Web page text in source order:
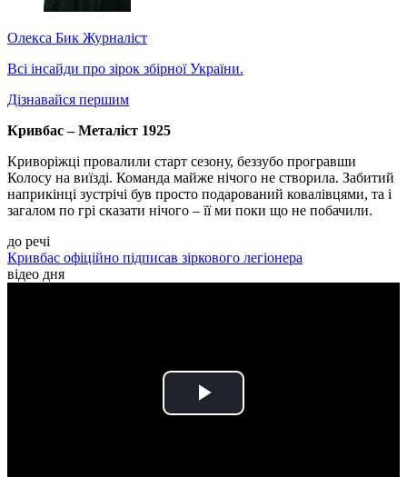
Олекса Бик Журналіст
Всі інсайди про зірок збірної України.
Дізнавайся першим
Кривбас – Металіст 1925
Криворіжці провалили старт сезону, беззубо програвши
Колосу на виїзді. Команда майже нічого не створила. Забитий
наприкінці зустрічі був просто подарований ковалівцями, та і
загалом по грі сказати нічого – її ми поки що не побачили.
до речі
Кривбас офіційно підписав зіркового легіонера
відео дня
Play